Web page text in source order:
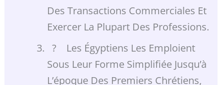
Des Transactions Commerciales Et
Exercer La Plupart Des Professions.
? Les Égyptiens Les Emploient
Sous Leur Forme Simplifiée Jusqu’à
L’époque Des Premiers Chrétiens,